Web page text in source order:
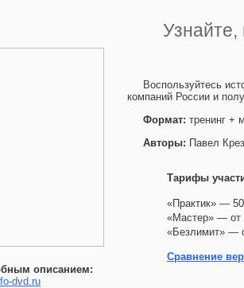
описанием:
dvd.ru
Узнайте,
Воспользуйтесь
компаний России и
Формат: тренинг +
Авторы: Павел
Тарифы
«Практик» —
«Мастер» — от
«Безлимит» —
Сравнение